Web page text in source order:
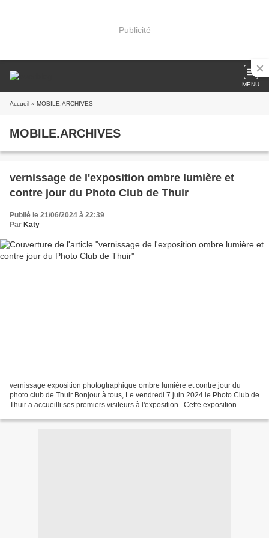
Publicité
MENU
Accueil » MOBILE.ARCHIVES
MOBILE.ARCHIVES
vernissage de l'exposition ombre lumière et
contre jour du Photo Club de Thuir
Publié le 21/06/2024 à 22:39
Par Katy
vernissage exposition photogtraphique ombre lumière et contre jour du
photo club de Thuir Bonjour à tous, Le vendredi 7 juin 2024 le Photo Club de
Thuir a accueilli ses premiers visiteurs à l'exposition . Cette exposition